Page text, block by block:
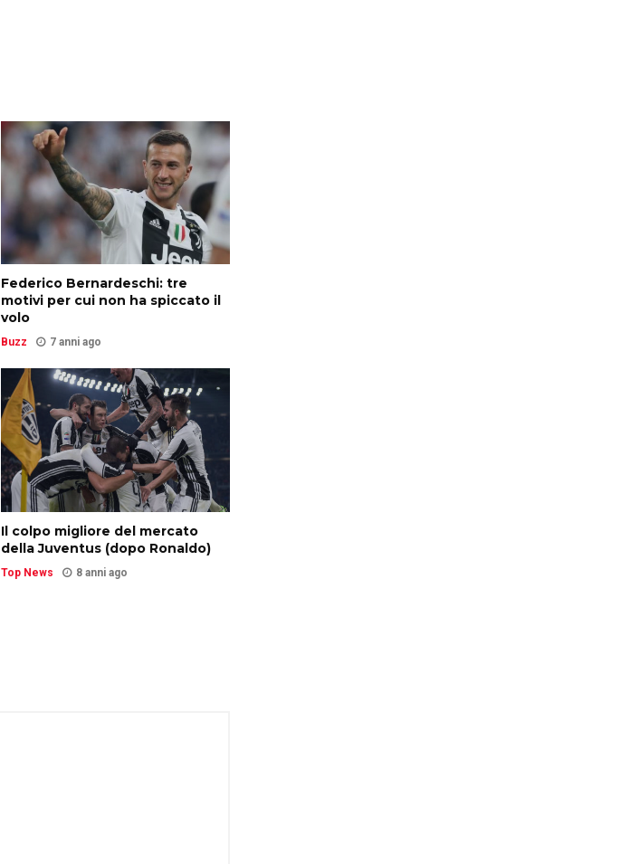
Federico Bernardeschi: tre
motivi per cui non ha spiccato il
volo
Buzz 7 anni ago
Il colpo migliore del mercato
della Juventus (dopo Ronaldo)
Top News 8 anni ago